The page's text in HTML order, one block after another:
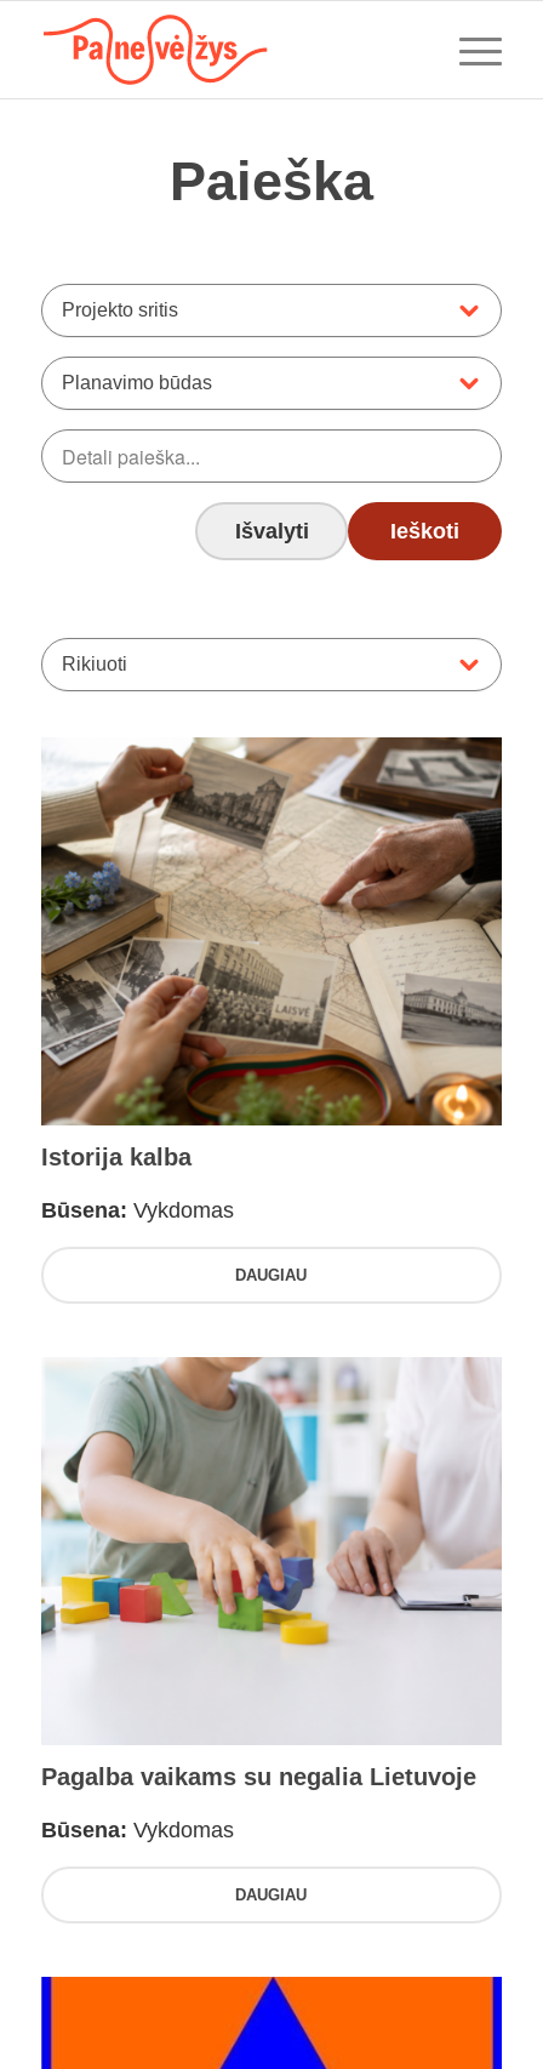
Paieška
Projekto sritis
Planavimo būdas
Išvalyti Ieškoti
Rikiuoti
Istorija kalba
Būsena: Vykdomas
DAUGIAU
Pagalba vaikams su negalia Lietuvoje
Būsena: Vykdomas
DAUGIAU